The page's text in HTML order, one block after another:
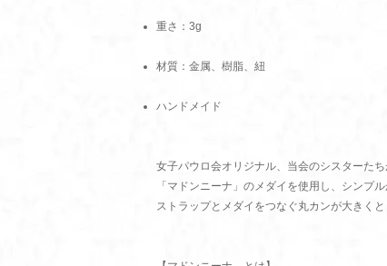
重さ：3g
材質：金属、樹脂、紐
ハンドメイド
女子パウロ会オリジナル、当会のシスターた
「マドンニーナ」のメダイを使用し、シンプ
ストラップとメダイをつなぐ丸カンが大きく